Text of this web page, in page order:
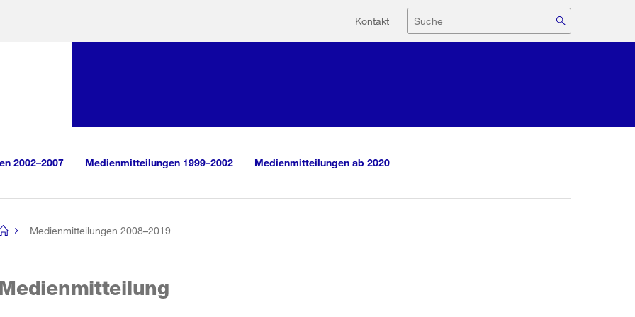
Hilfsnavigation
Kontakt Suche
2002–2007 Medienmitteilungen 1999–2002 Medienmitteilungen ab 2020
Medienmitteilungen 2008–2019